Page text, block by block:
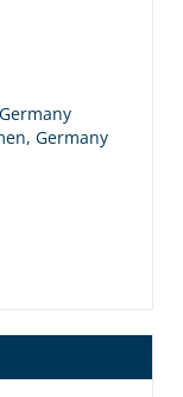
Germany